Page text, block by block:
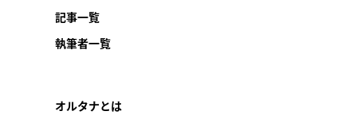
記事一覧
執筆者一覧
オルタナとは